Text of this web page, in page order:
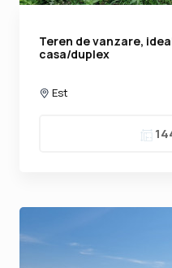
Teren de vanzare,
casa/duplex
Est